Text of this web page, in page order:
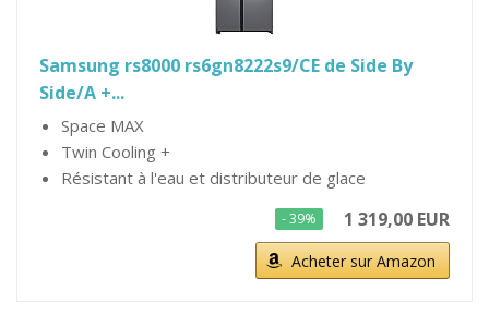
Samsung rs8000 rs6gn8222s9/CE de Side By
Side/A +...
Space MAX
Twin Cooling +
Résistant à l'eau et distributeur de glace
- 39% 1 319,00 EUR
Acheter sur Amazon